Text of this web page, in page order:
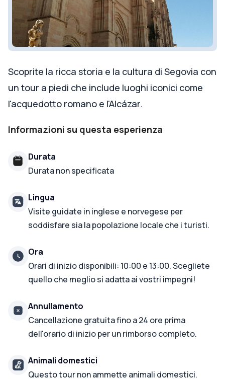
Scoprite la ricca storia e la cultura di Segovia con
un tour a piedi che include luoghi iconici come
l'acquedotto romano e l'Alcázar.
Informazioni su questa esperienza
Durata
Durata non specificata
Lingua
Visite guidate in inglese e norvegese per
soddisfare sia la popolazione locale che i turisti.
Ora
Orari di inizio disponibili: 10:00 e 13:00. Scegliete
quello che meglio si adatta ai vostri impegni!
Annullamento
Cancellazione gratuita fino a 24 ore prima
dell'orario di inizio per un rimborso completo.
Animali domestici
Questo tour non ammette animali domestici.